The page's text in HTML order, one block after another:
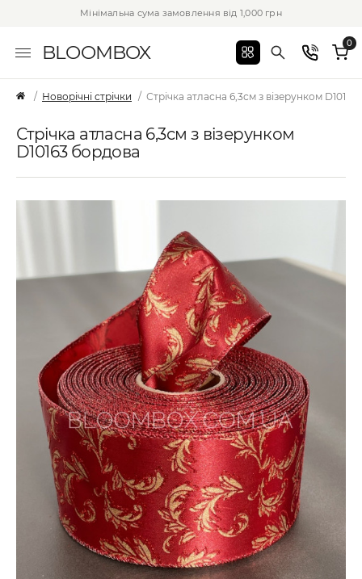
Мінімальна сума замовлення від 1,000 грн
BLOOMBOX 0
Новорічні стрічки Стрічка атласна 6,3см з візерунком
Стрічка атласна 6,3см з візерунком
D10163 бордова